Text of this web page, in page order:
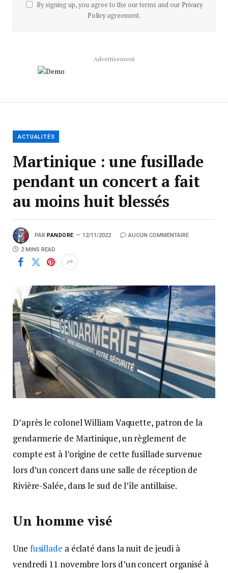
By signing up, you agree to the our terms and our Privacy
Policyagreement.
Advertisement
ACTUALITÉS
Martinique : une fusillade
pendant un concert a fait
au moins huit blessés
PAR PANDORE 12/11/2022 AUCUN COMMENTAIRE
2 MINS READ
D’après le colonel William Vaquette, patron de la
gendarmerie de Martinique, un règlement de
compte est à l’origine de cette fusillade survenue
lors d’un concert dans une salle de réception de
Rivière-Salée, dans le sud de l’île antillaise.
Un homme visé
Une fusillade a éclaté dans la nuit de jeudi à
vendredi 11 novembre lors d’un concert organisé à